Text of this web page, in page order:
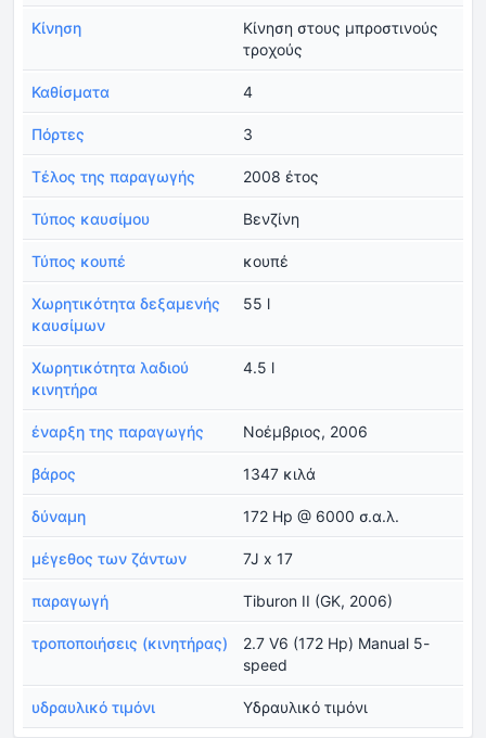
Κίνηση
Κίνηση στους μπροστινούς
τροχούς
Καθίσματα 4
Πόρτες 3
Τέλος της παραγωγής 2008 έτος
Τύπος καυσίμου Βενζίνη
Τύπος κουπέ κουπέ
Χωρητικότητα δεξαμενής
καυσίμων
55 l
Χωρητικότητα λαδιού
κινητήρα
4.5 l
έναρξη της παραγωγής Νοέμβριος, 2006
βάρος 1347 κιλά
δύναμη 172 Hp @ 6000 σ.α.λ.
μέγεθος των ζάντων 7J x 17
παραγωγή Tiburon II (GK, 2006)
τροποποιήσεις (κινητήρας)
2.7 V6 (172 Hp) Manual 5-
speed
υδραυλικό τιμόνι Υδραυλικό τιμόνι